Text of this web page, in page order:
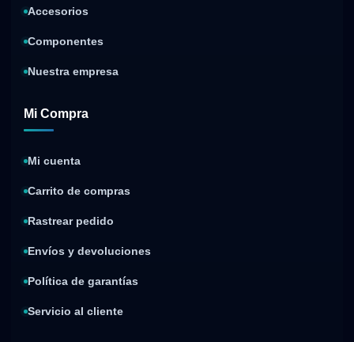
Accesorios
Componentes
Nuestra empresa
Mi Compra
Mi cuenta
Carrito de compras
Rastrear pedido
Envíos y devoluciones
Política de garantías
Servicio al cliente